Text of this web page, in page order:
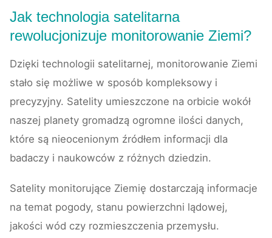
Jak technologia satelitarna
rewolucjonizuje monitorowanie Ziemi?
Dzięki technologii satelitarnej, monitorowanie Ziemi
stało się możliwe w sposób kompleksowy i
precyzyjny. Satelity umieszczone na orbicie wokół
naszej planety gromadzą ogromne ilości danych,
które są nieocenionym źródłem informacji dla
badaczy i naukowców z różnych dziedzin.
Satelity monitorujące Ziemię dostarczają informacje
na temat pogody, stanu powierzchni lądowej,
jakości wód czy rozmieszczenia przemysłu.